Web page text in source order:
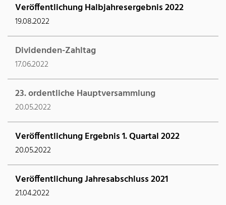
Veröffentlichung Halbjahresergebnis 2022
19.08.2022
Dividenden-Zahltag
17.06.2022
23. ordentliche Hauptversammlung
20.05.2022
Veröffentlichung Ergebnis 1. Quartal 2022
20.05.2022
Veröffentlichung Jahresabschluss 2021
21.04.2022